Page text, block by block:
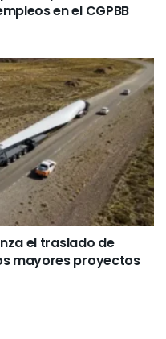
en el CGPBB
el traslado de
mayores proyectos